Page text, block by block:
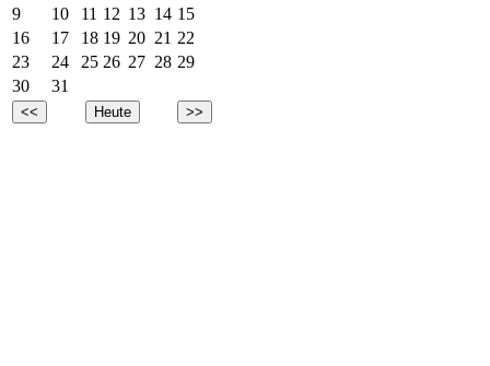
9
10 11 12 13 14 15
16
17 18 19 20 21 22
23
24 25 26 27 28 29
30
31